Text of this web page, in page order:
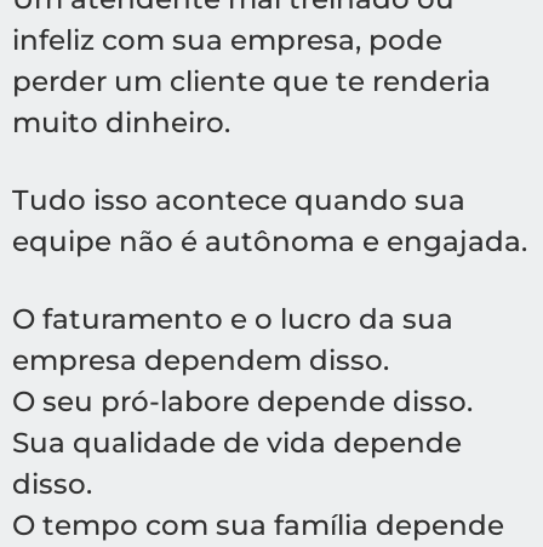
infeliz com sua empresa, pode
perder um cliente que te renderia
muito dinheiro.
Tudo isso acontece quando sua
equipe não é autônoma e engajada.
O faturamento e o lucro da sua
empresa dependem disso.
O seu pró-labore depende disso.
Sua qualidade de vida depende
disso.
O tempo com sua família depende